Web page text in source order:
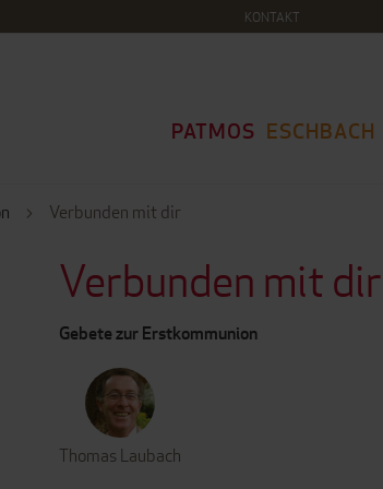
KONTAKT
PATMOS ESCHBACH
Verbunden mit dir
Verbunden mit dir
Gebete zur Erstkommunion
Thomas Laubach